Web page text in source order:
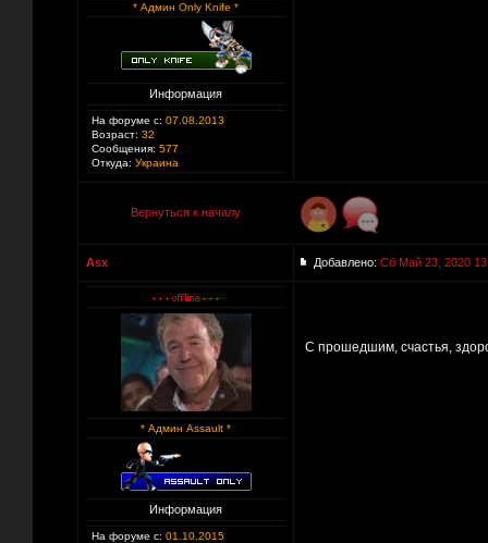
* Админ Only Knife *
Информация
На форуме с: 07.08.2013
Возраст: 32
Сообщения: 577
Откуда: Украина
Вернуться к началу
Asx Добавлено: Сб Май 23, 2020
* Админ Assault *
Информация
На форуме с: 01.10.2015
С прошедшим, счастья,